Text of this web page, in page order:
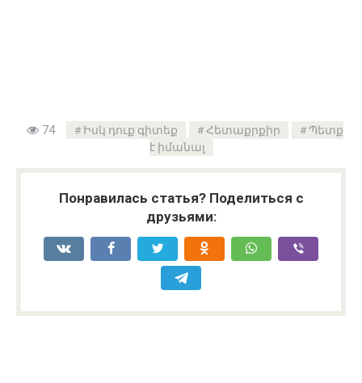
74 Իսկ դուք գիտեք Հետաքրքիր
Պետք
է իմանալ
Понравилась статья? Поделиться с
друзьями: